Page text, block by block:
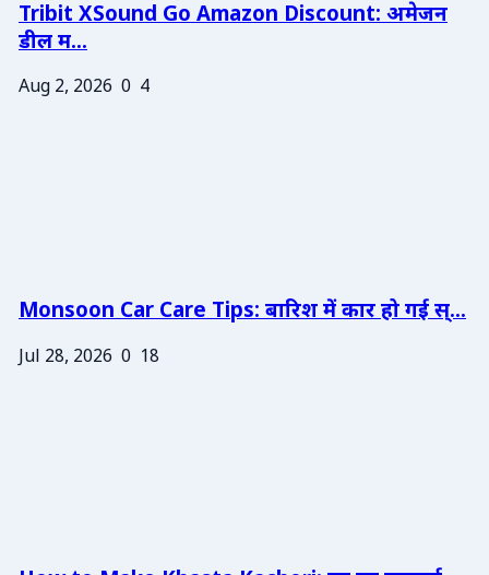
Tribit XSound Go Amazon Discount: अमेजन
डील म...
Aug 2, 2026 0 4
Monsoon Car Care Tips: बारिश में कार हो गई स्...
Jul 28, 2026 0 18